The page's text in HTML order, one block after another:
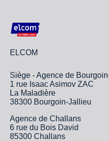
ELCOM
Siège - Agence de
1 rue Isaac Asimov ZAC
La Maladière
38300 Bourgoin-Jallieu
Agence de Challans
6 rue du Bois David
85300 Challans